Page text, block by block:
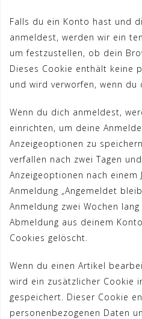
Falls du ein Konto hast und
anmeldest, werden wir ein
um festzustellen, ob dein
Dieses Cookie enthält keine
und wird verworfen, wenn
Wenn du dich anmeldest,
einrichten, um deine
Anzeigeoptionen zu
verfallen nach zwei Tagen
Anzeigeoptionen nach einem
Anmeldung „Angemeldet
Anmeldung zwei Wochen
Abmeldung aus deinem
Cookies gelöscht.
Wenn du einen Artikel
wird ein zusätzlicher Cookie
gespeichert. Dieser Cookie
personenbezogenen Daten